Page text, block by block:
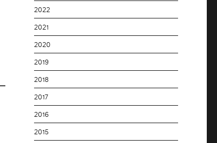
2022
2021
2020
2019
2018
2017
2016
2015